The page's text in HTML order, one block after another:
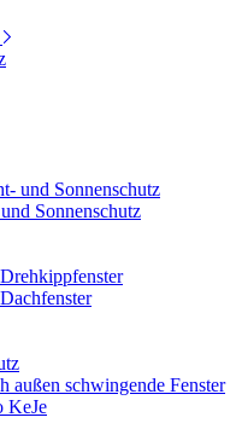
und Sonnenschutz
Sonnenschutz
außen schwingende Fenster
KeJe